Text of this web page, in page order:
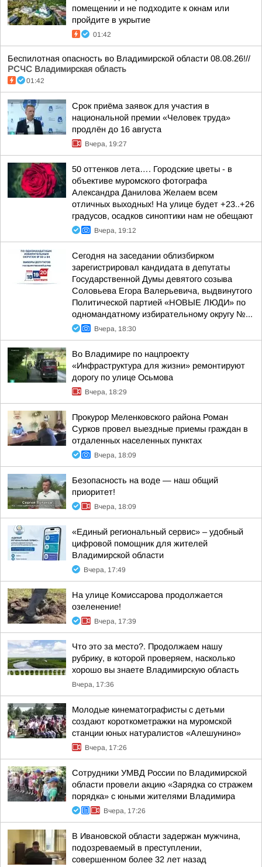
помещении и не подходите к окнам или
пройдите в укрытие
01:42
Беспилотная опасность во Владимирской области 08.08.26!//
РСЧС Владимирская область
01:42
Срок приёма заявок для участия в
национальной премии «Человек труда»
продлён до 16 августа
Вчера, 19:27
50 оттенков лета…. Городские цветы - в
объективе муромского фотографа
Александра Данилова Желаем всем
отличных выходных! На улице будет +23..+26
градусов, осадков синоптики нам не обещают
Вчера, 19:12
Сегодня на заседании облизбирком
зарегистрировал кандидата в депутаты
Государственной Думы девятого созыва
Соловьева Егора Валерьевича, выдвинутого
Политической партией «НОВЫЕ ЛЮДИ» по
одномандатному избирательному округу №...
Вчера, 18:30
Во Владимире по нацпроекту
«Инфраструктура для жизни» ремонтируют
дорогу по улице Осьмова
Вчера, 18:29
Прокурор Меленковского района Роман
Сурков провел выездные приемы граждан в
отдаленных населенных пунктах
Вчера, 18:09
Безопасность на воде — наш общий
приоритет!
Вчера, 18:09
«Единый региональный сервис» – удобный
цифровой помощник для жителей
Владимирской области
Вчера, 17:49
На улице Комиссарова продолжается
озеленение!
Вчера, 17:39
Что это за место?. Продолжаем нашу
рубрику, в которой проверяем, насколько
хорошо вы знаете Владимирскую область
Вчера, 17:36
Молодые кинематографисты с детьми
создают короткометражки на муромской
станции юных натуралистов «Алешунино»
Вчера, 17:26
Сотрудники УМВД России по Владимирской
области провели акцию «Зарядка со стражем
порядка» с юными жителями Владимира
Вчера, 17:26
В Ивановской области задержан мужчина,
подозреваемый в преступлении,
совершенном более 32 лет назад